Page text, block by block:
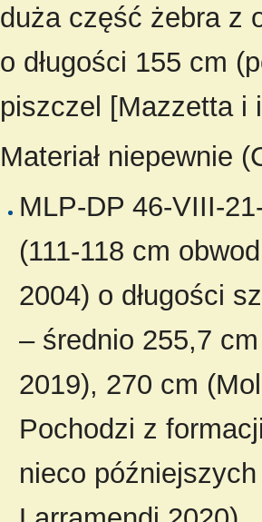
duża część żebra z
o długości 155 cm
piszczel [Mazzetta i
Materiał niepewnie
MLP-DP 46-VIII-
(111-118 cm
2004) o długości
– średnio 255,7
2019), 270 cm
Pochodzi z
nieco